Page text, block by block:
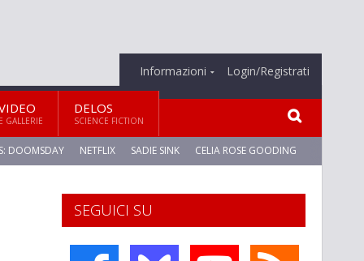
Informazioni Login/Registrati
GALLERIE
DELOS
SCIENCE FICTION
DOOMSDAY NETFLIX SADIE SINK CELIA ROSE GOODING
SEGUICI SU